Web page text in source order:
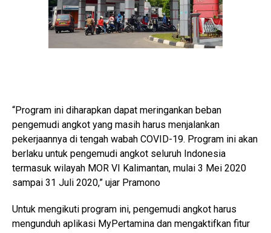
“Program ini diharapkan dapat meringankan beban
pengemudi angkot yang masih harus menjalankan
pekerjaannya di tengah wabah COVID-19. Program ini akan
berlaku untuk pengemudi angkot seluruh Indonesia
termasuk wilayah MOR VI Kalimantan, mulai 3 Mei 2020
sampai 31 Juli 2020,” ujar Pramono
Untuk mengikuti program ini, pengemudi angkot harus
mengunduh aplikasi MyPertamina dan mengaktifkan fitur